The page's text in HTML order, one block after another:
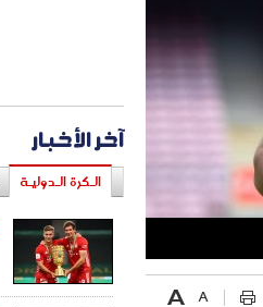
آخر الأخبار
الـكرة الـدوليـة